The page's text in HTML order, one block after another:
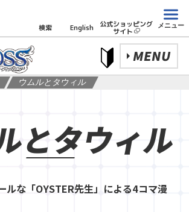
検索 English 公式ショッピング
サイト
メニュー
MENU
ウムルとタウィル
とタウィル
ルな「OYSTER先生」による4コマ漫